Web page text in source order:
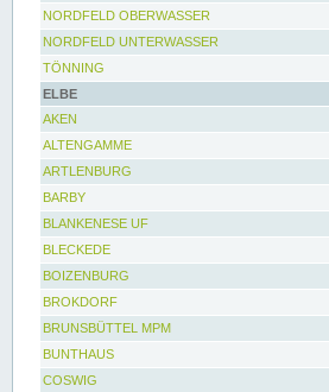
NORDFELD OBERWASSER
NORDFELD UNTERWASSER
TÖNNING
ELBE
AKEN
ALTENGAMME
ARTLENBURG
BARBY
BLANKENESE UF
BLECKEDE
BOIZENBURG
BROKDORF
BRUNSBÜTTEL MPM
BUNTHAUS
COSWIG